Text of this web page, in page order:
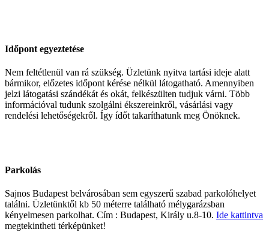
Időpont egyeztetése
Nem feltétlenül van rá szükség. Üzletünk nyitva tartási ideje alatt
bármikor, előzetes időpont kérése nélkül látogatható. Amennyiben
jelzi látogatási szándékát és okát, felkészülten tudjuk várni. Több
információval tudunk szolgálni ékszereinkről, vásárlási vagy
rendelési lehetőségekről. Így ídőt takaríthatunk meg Önöknek.
Parkolás
Sajnos Budapest belvárosában sem egyszerű szabad parkolóhelyet
találni. Üzletünktől kb 50 méterre található mélygarázsban
kényelmesen parkolhat. Cím : Budapest, Király u.8-10. Ide kattintva
megtekintheti térképünket!